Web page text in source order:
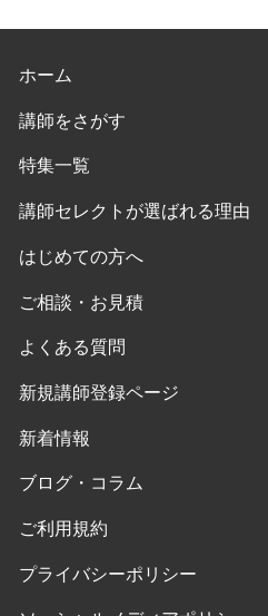
ホーム
講師をさがす
特集一覧
講師セレクトが選ばれる理由
はじめての方へ
ご相談・お見積
よくある質問
新規講師登録ページ
新着情報
ブログ・コラム
ご利用規約
プライバシーポリシー